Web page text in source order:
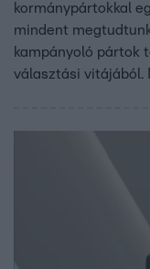
kormánypártokkal
mindent
kampányoló pártok
választási vitájából.